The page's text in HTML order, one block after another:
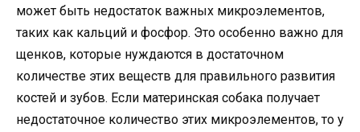
может быть недостаток важных микроэлементов,
таких как кальций и фосфор. Это особенно важно для
щенков, которые нуждаются в достаточном
количестве этих веществ для правильного развития
костей и зубов. Если материнская собака получает
недостаточное количество этих микроэлементов, то у